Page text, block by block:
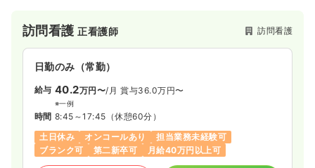
訪問看護正看護師 訪問看護
日勤のみ（常勤）
給与 40.2万円〜/月 賞与36.0万円〜
※一例
時間 8:45～17:45 （休憩60分）
土日休み
オンコールあり
担当業務未経験可
ブランク可
第二新卒可 月給40万円以上可